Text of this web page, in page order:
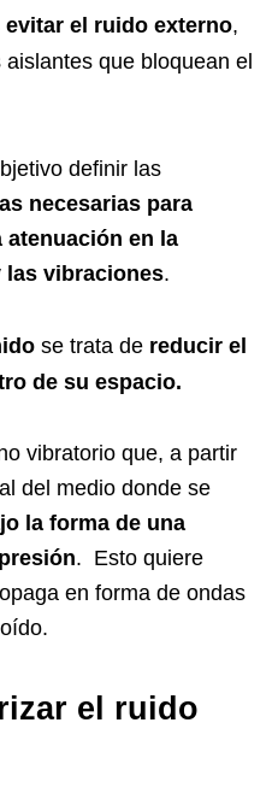
el ruido externo,
que bloquean el
definir las
necesarias para
en la
vibraciones.
se trata de reducir el
de su espacio.
vibratorio que, a partir
del medio donde se
la forma de una
. Esto quiere
en forma de ondas
el ruido